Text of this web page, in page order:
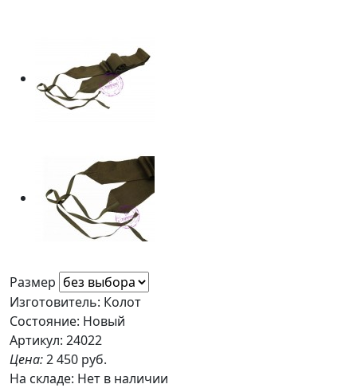
Размер
Изготовитель: Колот
Состояние: Новый
Артикул: 24022
Цена:2 450 руб.
На складе: Нет в наличии